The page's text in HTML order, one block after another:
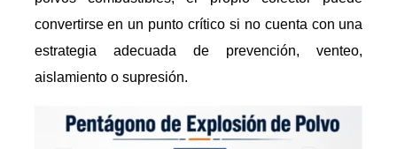
convertirse en un punto crítico si no cuenta con una
estrategia adecuada de prevención, venteo,
aislamiento o supresión.